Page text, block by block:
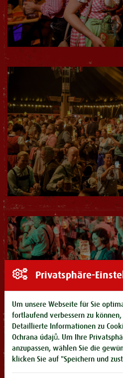
Privatsphäre-
Um unsere Webseite für Sie
fortlaufend verbessern zu
Detaillierte Informationen zu
Ochrana údajů. Um Ihre
anzupassen, wählen Sie die
klicken Sie auf "Speichern und